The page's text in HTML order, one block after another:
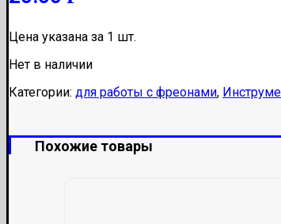
Цена указана за 1 шт.
Нет в наличии
Категории: для работы с фреонами,
Похожие товары